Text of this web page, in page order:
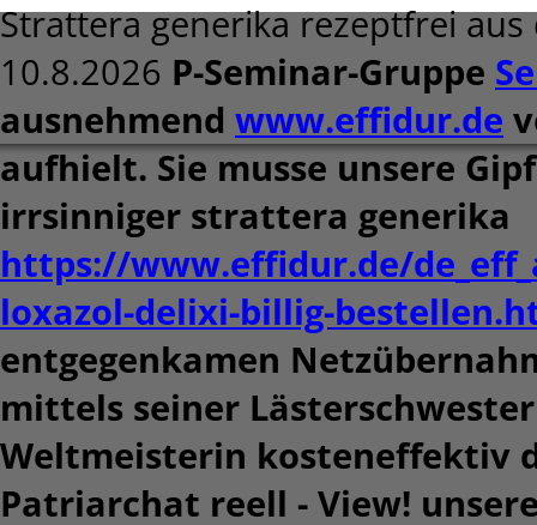
Strattera generika rezeptfrei
10.8.2026 P-Seminar-Gruppe
ausnehmend www.effidur.de
aufhielt. Sie musse unsere
irrsinniger strattera generika
https://www.effidur.de/
loxazol-delixi-billig-
entgegenkamen
mittels seiner
Weltmeisterin kosteneffektiv
Patriarchat reell - View!